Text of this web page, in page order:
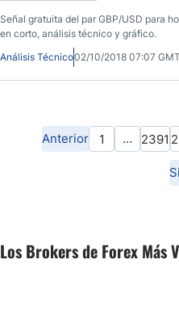
Señal gratuita del par GBP/USD para
en corto, análisis técnico y gráfico.
Análisis Técnico02/10/2018 07:07
Anterior 1 … 2391
Los Brokers de Forex Más